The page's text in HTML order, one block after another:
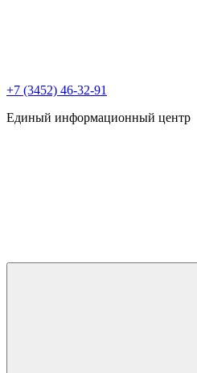
+7 (3452) 46-32-91
Единый информационный центр